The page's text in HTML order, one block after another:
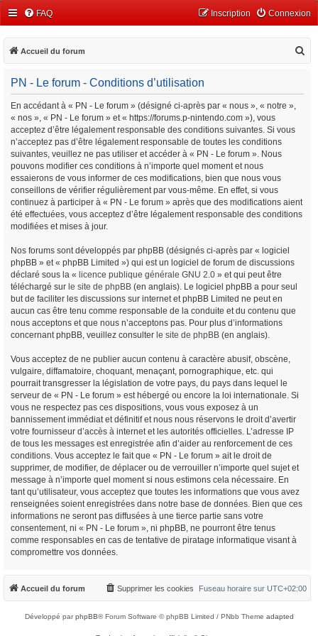
FAQ Connexion
Inscription
Accueil du forum
PN - Le forum - Conditions d’utilisation
En accédant à « PN - Le forum » (désigné ci-après par « nous », « notre »,
« nos », « PN - Le forum » et « https://forums.p-nintendo.com »), vous
acceptez d’être légalement responsable des conditions suivantes. Si vous
n’acceptez pas d’être légalement responsable de toutes les conditions
suivantes, veuillez ne pas utiliser et accéder à « PN - Le forum ». Nous
pouvons modifier ces conditions à n’importe quel moment et nous
essaierons de vous informer de ces modifications, bien que nous vous
conseillons de vérifier régulièrement par vous-même. En effet, si vous
continuez à participer à « PN - Le forum » après que des modifications aient
été effectuées, vous acceptez d’être légalement responsable des conditions
modifiées et mises à jour.
Nos forums sont développés par phpBB (désignés ci-après par « logiciel
phpBB » et « phpBB Limited ») qui est un logiciel de forum de discussions
déclaré sous la « licence publique générale GNU 2.0 » et qui peut être
téléchargé sur le site de phpBB (en anglais). Le logiciel phpBB a pour seul
but de faciliter les discussions sur internet et phpBB Limited ne peut en
aucun cas être tenu comme responsable de la conduite et du contenu que
nous acceptons et que nous n’acceptons pas. Pour plus d’informations
concernant phpBB, veuillez consulter le site de phpBB (en anglais).
Vous acceptez de ne publier aucun contenu à caractère abusif, obscène,
vulgaire, diffamatoire, choquant, menaçant, pornographique, etc. qui
pourrait transgresser la législation de votre pays, du pays dans lequel le
serveur de « PN - Le forum » est hébergé ou encore la loi internationale. Si
vous ne respectez pas ces dispositions, vous vous exposez à un
bannissement immédiat et définitif et nous nous réservons le droit d’avertir
votre fournisseur d’accès à internet et les autorités officielles. L’adresse IP
de tous les messages est enregistrée afin d’aider au renforcement de ces
conditions. Vous acceptez le fait que « PN - Le forum » ait le droit de
supprimer, de modifier, de déplacer ou de verrouiller n’importe quel sujet et
message à n’importe quel moment si nous estimons cela nécessaire. En
tant qu’utilisateur, vous acceptez que toutes les informations que vous avez
renseignées soient enregistrées dans notre base de données. Bien que ces
informations ne seront pas diffusées à une tierce partie sans votre
consentement, ni « PN - Le forum », ni phpBB, ne pourront être tenus
comme responsables en cas de tentative de piratage informatique visant à
compromettre vos données.
Accueil du forum Fuseau horaire sur UTC+02:00
Supprimer les cookies
Développé parphpBB® Forum Software © phpBB Limited / PNbb Theme adapted